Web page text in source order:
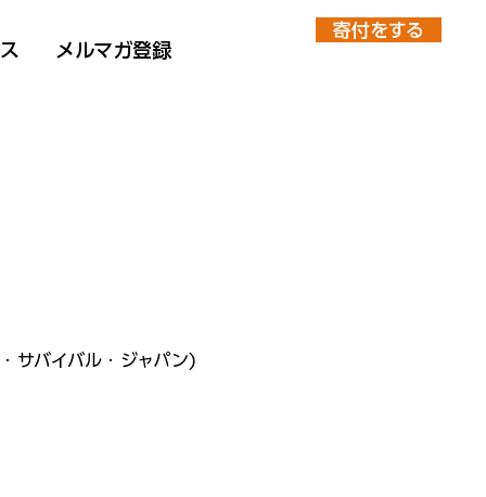
メルマガ登録
寄付をする
バイバル・ジャパン)